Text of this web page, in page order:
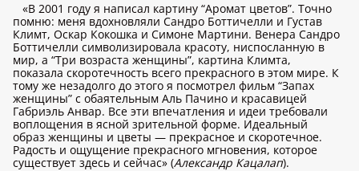
«В 2001 году я написал картину “Аромат цветов”. Точно
помню: меня вдохновляли Сандро Боттичелли и Густав
Климт, Оскар Кокошка и Симоне Мартини. Венера Сандро
Боттичелли символизировала красоту, ниспосланную в
мир, а “Три возраста женщины”, картина Климта,
показала скоротечность всего прекрасного в этом мире. К
тому же незадолго до этого я посмотрел фильм “Запах
женщины” с обаятельным Аль Пачино и красавицей
Габриэль Анвар. Все эти впечатления и идеи требовали
воплощения в ясной зрительной форме. Идеальный
образ женщины и цветы — прекрасное и скоротечное.
Радость и ощущение прекрасного мгновения, которое
существует здесь и сейчас» (Александр Кацалап).